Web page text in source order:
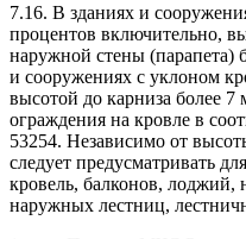
7.16. В зданиях и
процентов включительно,
наружной стены (парапета)
и сооружениях с уклоном
высотой до карниза более 7
ограждения на кровле в
53254. Независимо от
следует предусматривать
кровель, балконов,
наружных лестниц,